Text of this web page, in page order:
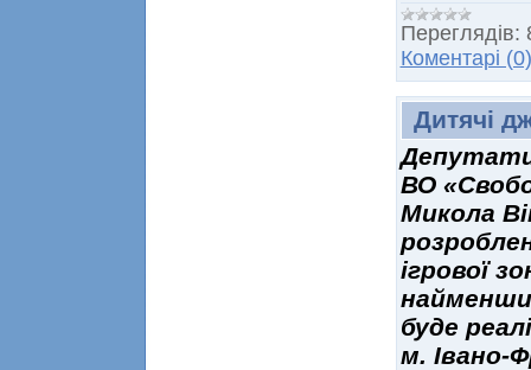
Переглядів:
Коментарі (0)
Дитячі
Депутати
ВО
Микола
ігрової
буде
м. Івано-